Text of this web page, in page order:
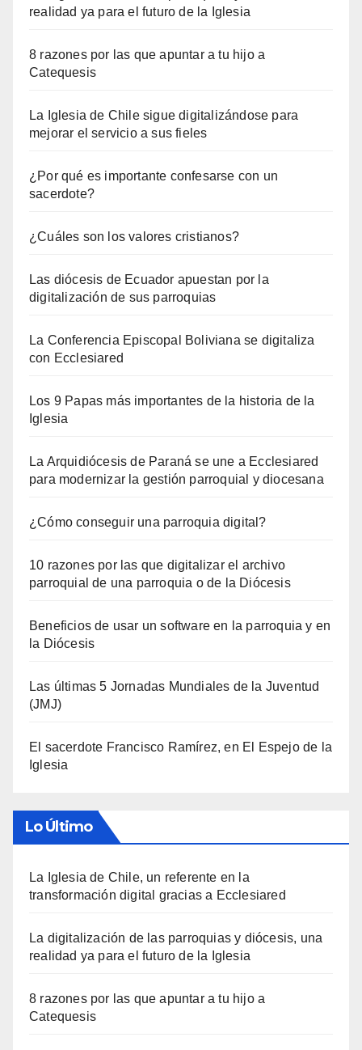
realidad ya para el futuro de la Iglesia
8 razones por las que apuntar a tu hijo a
Catequesis
La Iglesia de Chile sigue digitalizándose para
mejorar el servicio a sus fieles
¿Por qué es importante confesarse con un
sacerdote?
¿Cuáles son los valores cristianos?
Las diócesis de Ecuador apuestan por la
digitalización de sus parroquias
La Conferencia Episcopal Boliviana se digitaliza
con Ecclesiared
Los 9 Papas más importantes de la historia de la
Iglesia
La Arquidiócesis de Paraná se une a Ecclesiared
para modernizar la gestión parroquial y diocesana
¿Cómo conseguir una parroquia digital?
10 razones por las que digitalizar el archivo
parroquial de una parroquia o de la Diócesis
Beneficios de usar un software en la parroquia y en
la Diócesis
Las últimas 5 Jornadas Mundiales de la Juventud
(JMJ)
El sacerdote Francisco Ramírez, en El Espejo de la
Iglesia
Lo Último
La Iglesia de Chile, un referente en la
transformación digital gracias a Ecclesiared
La digitalización de las parroquias y diócesis, una
realidad ya para el futuro de la Iglesia
8 razones por las que apuntar a tu hijo a
Catequesis